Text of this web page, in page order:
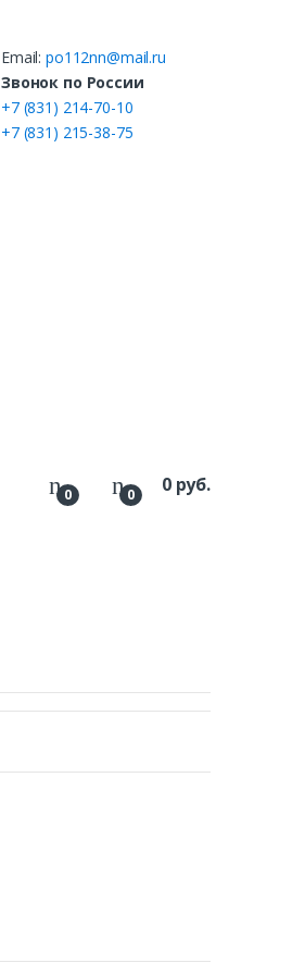
Email:po112nn@mail.ru
Звонок по России
+7 (831) 214-70-10
+7 (831) 215-38-75
0 0 0руб.